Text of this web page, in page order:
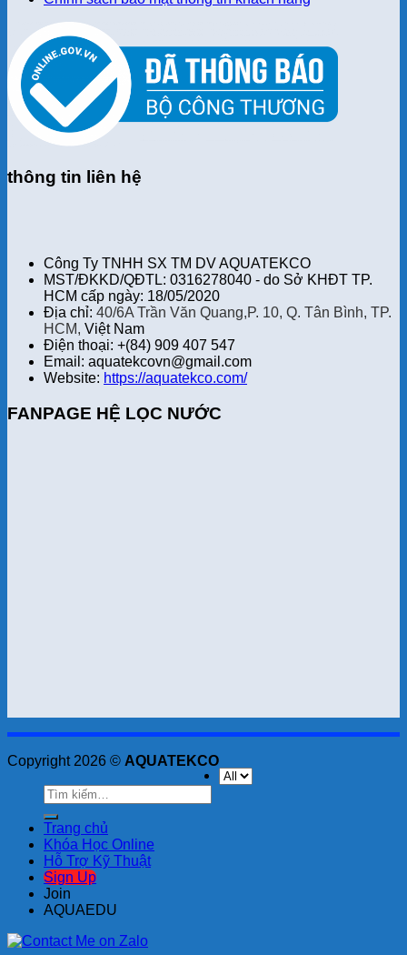
thông tin liên hệ
Công Ty TNHH SX TM DV AQUATEKCO
MST/ĐKKD/QĐTL: 0316278040 - do Sở KHĐT TP.
HCM cấp ngày: 18/05/2020
Địa chỉ: 40/6A Trần Văn Quang,P. 10, Q. Tân Bình, TP.
HCM, Việt Nam
Điện thoại: +(84) 909 407 547
Email: aquatekcovn@gmail.com
Website: https://aquatekco.com/
FANPAGE HỆ LỌC NƯỚC
Copyright 2026 © AQUATEKCO
Tìm
kiếm:
Trang chủ
Khóa Học Online
Hỗ Trợ Kỹ Thuật
Sign Up
Join
AQUAEDU